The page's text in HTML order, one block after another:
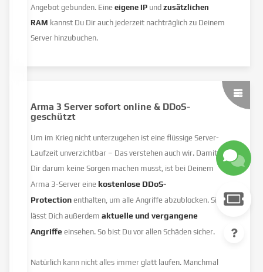
Angebot gebunden. Eineeigene IP undzusätzlichen
RAM kannst Du Dir auch jederzeit nachträglich zu Deinem
Server hinzubuchen.
Arma 3 Server sofort online & DDoS-
geschützt
Um im Krieg nicht unterzugehen ist eine flüssige Server-
Laufzeit unverzichtbar – Das verstehen auch wir. Damit Du
Dir darum keine Sorgen machen musst, ist bei Deinem
Arma 3-Server eine kostenlose DDoS-
Protection enthalten, um alle Angriffe abzublocken. Sie
lässt Dich außerdemaktuelle und vergangene
Angriffe einsehen. So bist Du vor allen Schäden sicher.
Natürlich kann nicht alles immer glatt laufen. Manchmal